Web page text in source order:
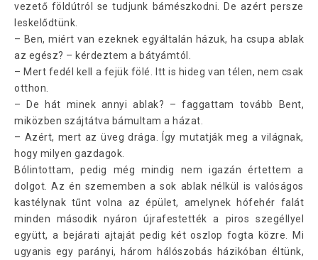
vezető földútról se tudjunk bámészkodni. De azért persze
leskelődtünk.
– Ben, miért van ezeknek egyáltalán házuk, ha csupa ablak
az egész? – kérdeztem a bátyámtól.
– Mert fedél kell a fejük fölé. Itt is hideg van télen, nem csak
otthon.
– De hát minek annyi ablak? – faggattam tovább Bent,
miközben szájtátva bámultam a házat.
– Azért, mert az üveg drága. Így mutatják meg a világnak,
hogy milyen gazdagok.
Bólintottam, pedig még mindig nem igazán értettem a
dolgot. Az én szememben a sok ablak nélkül is valóságos
kastélynak tűnt volna az épület, amelynek hófehér falát
minden második nyáron újrafestették a piros szegéllyel
együtt, a bejárati ajtaját pedig két oszlop fogta közre. Mi
ugyanis egy parányi, három hálószobás házikóban éltünk,